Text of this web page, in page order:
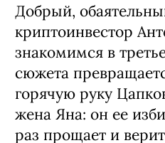
Добрый,
криптоинвестор
знакомимся в
сюжета
горячую руку
жена Яна: он ее
раз прощает и